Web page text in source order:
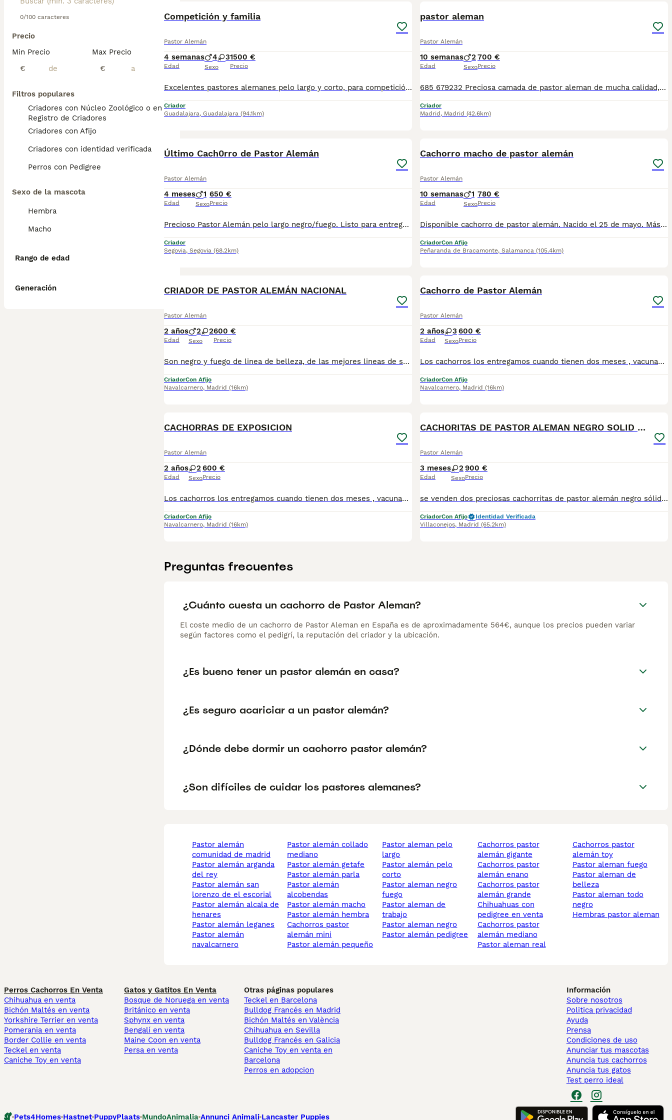
0/100 caracteres
Precio
Min Precio
€
Max Precio
€
Filtros populares
Criadores con Núcleo Zoológico o en el
Registro de Criadores
Criadores con Afijo
Criadores con identidad verificada
Perros con Pedigree
Sexo de la mascota
Hembra
Macho
Rango de edad
Generación
Competición y familia
Pastor Alemán
4 semanas
Edad
4 3
Sexo
1500 €
Precio
Excelentes pastores alemanes pelo largo y corto, para competición o.para familia. Estructura top, carácter súper. Criados bajo estrictos controles veterinarios. Padres con radiografías certificados libre de displasia de codo y cadera. Súper socializados. Criados en familia. Maravillosos
Criador
Guadalajara, Guadalajara (94.1km)
pastor aleman
Pastor Alemán
10 semanas
Edad
2
Sexo
700 €
Precio
685 679232 Preciosa camada de pastor aleman de mucha calidad, se entregan totalmente destetados y sus vacunas correspondientes, desparasitados interna y externamente, pasaporte y microchip, , contrato de garantia de salud. preferiblemente recogida en mano pero también podemos entregar en toda España mediante transporte de alta calidad preparado para animales y con posibilidad de pago contra reembolso Llámanos o háblanos por whats app, Teléfono 685 679 232
Criador
Madrid , Madrid (42.6km)
Último Cach0rro de Pastor Alemán
Pastor Alemán
4 meses
Edad
1
Sexo
650 €
Precio
Precioso Pastor Alemán pelo largo negro/fuego. Listo para entregar ya. En el Núcleo Zoológico Sierra de Guadarrama, somos Criadores directos sin Intermediarios. Nuestra prioridad es la Cría Responsable y la Cuidadosa Selección de cada cachorro para mejorar la raza. Nuestros Cachorros crecen en un entorno Natural y familiar a los Pies del Parque natural de la Sierra de Guadarrama Relizamos estrictos controles de salud, con apoyo de profesionales veterinarios. Después de la Entrega hacemos seguimientos con la familias para asegurarnos de una Excelente Adaptación. Se entregan a partir de los 2 meses con todas las vacunas al día. Desparacitados interna y externamente, Chip, pasaporte y Contrato de Compra con todas las garantías que la ley nos exige. Cualquier duda Puedes consultarnos al 651447480
Criador
Segovia, Segovia (68.2km)
Cachorro macho de pastor alemán
Pastor Alemán
10 semanas
Edad
1
Sexo
780 €
Precio
Disponible cachorro de pastor alemán. Nacido el 25 de mayo. Más información y más detallada en mi número de teléfono 34673783737. Fotos naturales sin retoques ni adquiridas en redes sociales. Se puede ver los progenitores del cachorro. Gracias un saludo 👋.
CriadorCon Afijo
Peñaranda de Bracamonte, Salamanca (105.4km)
CRIADOR DE PASTOR ALEMÁN NACIONAL
Pastor Alemán
2 años
Edad
2 2
Sexo
600 €
Precio
Son negro y fuego de linea de belleza, de las mejores lineas de sangre y tienen muy buen carácter. Pedigree del Libro de Orígenes Canino de España (LOCE) el único reconocido por la FCE. Perros con muy buen color que retransmite. Padres campeones en exposiciones y libres de displasia. Criados en familia. Se pueden ver, sin ningún compromiso, es una camada extraordinaria, merece la pena verlos, antes de decidirse por cualquier otro, una mascota es para muchos años y hay que elegirla muy bien. Selección de carácter y belleza. Se entregan con el pedigree LOCE desconfiar de quien te los ofrece con pedigree opcional o con diferente precio si es con el o sin el. Somos centro canino profesional con más de 40 años de experiencia. Garantía libre displasia y virica de siete días. Estamos entre Madrid y Toledo. www.cachorropastoraleman.jimdo.com/ telf. : 662 45 51 44 .
CriadorCon Afijo
Navalcarnero, Madrid (16km)
Cachorro de Pastor Alemán
Pastor Alemán
2 años
Edad
3
Sexo
600 €
Precio
Los cachorros los entregamos cuando tienen dos meses , vacunados y desparasitados por la edad que tienen. Con pedigree LOCE. Los padres libres de displasia de cadera y codos . Son cachorros excelentes tanto anatómicamente como de carácter . Súper equilibrados
CriadorCon Afijo
Navalcarnero, Madrid (16km)
CACHORRAS DE EXPOSICION
Pastor Alemán
2 años
Edad
2
Sexo
600 €
Precio
Los cachorros los entregamos cuando tienen dos meses , vacunados y desparasitados por la edad que tienen . Tiene pedigree LOCE. Los padres libres de displasia de cadera y codos . Son cachorros excelentes tanto anatómicamente como de carácter . Súper equilibrados
CriadorCon Afijo
Navalcarnero, Madrid (16km)
CACHORITAS DE PASTOR ALEMAN NEGRO SOLID PELO LARGO
Pastor Alemán
3 meses
Edad
2
Sexo
900 €
Precio
se venden dos preciosas cachorritas de pastor alemán negro sólido nacidas el 15/04/2026 con todas sus vacunas y microchip listas para entregar , para más información 636 30 36 66
CriadorCon Afijo
Identidad Verificada
Villaconejos, Madrid (65.2km)
Preguntas frecuentes
¿Cuánto cuesta un cachorro de Pastor Aleman?
El coste medio de un cachorro de Pastor Aleman en España es de aproximadamente 564€, aunque los precios pueden variar
según factores como el pedigrí, la reputación del criador y la ubicación.
¿Es bueno tener un pastor alemán en casa?
¿Es seguro acariciar a un pastor alemán?
¿Dónde debe dormir un cachorro pastor alemán?
¿Son difíciles de cuidar los pastores alemanes?
pastor alemán
comunidad de madrid
pastor alemán arganda
del rey
pastor alemán san
lorenzo de el escorial
pastor alemán alcala de
henares
pastor alemán leganes
pastor alemán
navalcarnero
pastor alemán collado
mediano
pastor alemán getafe
pastor alemán parla
pastor alemán
alcobendas
pastor alemán macho
pastor alemán hembra
cachorros pastor
alemán mini
pastor alemán pequeño
pastor aleman pelo
largo
pastor alemán pelo
corto
pastor aleman negro
fuego
pastor aleman de
trabajo
pastor aleman negro
pastor alemán pedigree
cachorros pastor
alemán gigante
cachorros pastor
alemán enano
cachorros pastor
alemán grande
chihuahuas con
pedigree en venta
cachorros pastor
alemán mediano
pastor aleman real
cachorros pastor
alemán toy
pastor aleman fuego
pastor aleman de
belleza
pastor aleman todo
negro
hembras pastor aleman
Perros Cachorros En Venta
Chihuahua en venta
Bichón Maltés en venta
Yorkshire Terrier en venta
Pomerania en venta
Border Collie en venta
Teckel en venta
Caniche Toy en venta
Gatos y Gatitos En Venta
Bosque de Noruega en venta
Británico en venta
Sphynx en venta
Bengalí en venta
Maine Coon en venta
Persa en venta
Otras páginas populares
Teckel en Barcelona
Bulldog Francés en Madrid
Bichón Maltés en València
Chihuahua en Sevilla
Bulldog Francés en Galicia
Caniche Toy en venta en
Barcelona
Perros en adopcion
Información
Sobre nosotros
Politica privacidad
Ayuda
Prensa
Condiciones de uso
Anunciar tus mascotas
Anuncia tus cachorros
Anuncia tus gatos
Test perro ideal
Pets4Homes Hastnet PuppyPlaats MundoAnimalia Annunci Animali Lancaster Puppies